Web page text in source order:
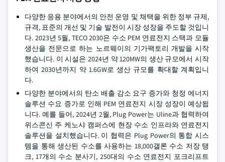
다양한 응용 분야에서의 안전 운영 및 채택을 위한 정부 규제,
규격, 표준의 개선 및 기술 발전이 시장 성장을 주도할 것입니
다. 2023년 5월, TECO 2030은 수소 PEM 연료전지 스택과 모듈
생산을 전문으로 하는 노르웨이의 기가팩토리 개발을 시작
했습니다. 이 시설은 2024년 약 120MW의 생산 규모에서 시작
하여 2030년까지 약 1.6GW로 생산 규모를 확대할 계획입니
다.
다양한 분야에서의 탄소 배출 감소 요구 증가와 청정 에너지
솔루션 수요 증가로 인해 PEM 연료전지 시장 성장이 예상됩
니다. 예를 들어, 2024년 2월, Plug Power는 Uline과 협력하여
위스콘신 주 케노샤 캠퍼스에 현장 수소 인프라와 연료전지
솔루션을 설치했습니다. 이 협력은 Plug Power의 통합 시스
템을 통해 생산된 수소를 사용하는 18,000갤론 수소 저장 탱
크, 17개의 수소 분사기, 250대의 수소 연료전지 포크리프트